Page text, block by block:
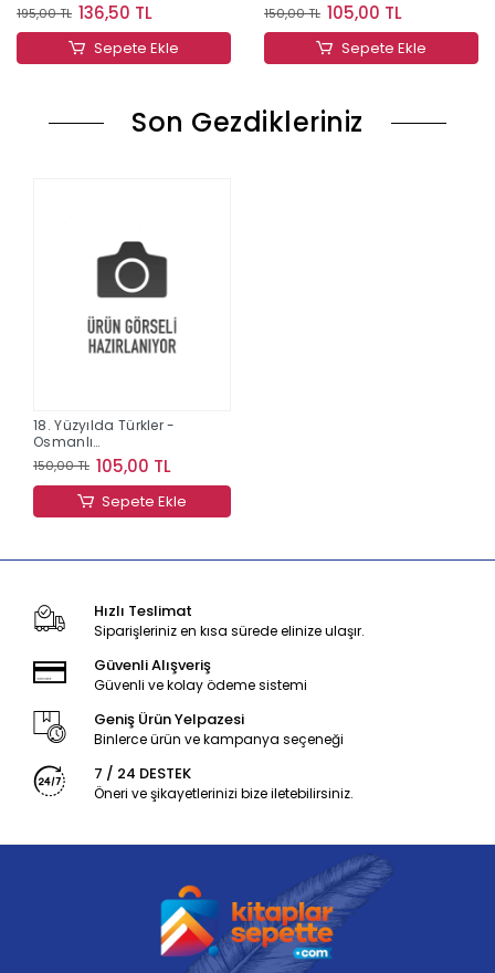
195,00 TL 136,50 TL
Sepete Ekle
150,00 TL 105,00 TL
Sepete Ekle
Son Gezdikleriniz
18. Yüzyılda Türkler -
Osmanlı
İmparatorluğu ve Kırım
Hatıraları
150,00 TL 105,00 TL
Sepete Ekle
Hızlı Teslimat
Siparişleriniz en kısa sürede elinize ulaşır.
Güvenli Alışveriş
Güvenli ve kolay ödeme sistemi
Geniş Ürün Yelpazesi
Binlerce ürün ve kampanya seçeneği
7 / 24 DESTEK
Öneri ve şikayetlerinizi bize iletebilirsiniz.